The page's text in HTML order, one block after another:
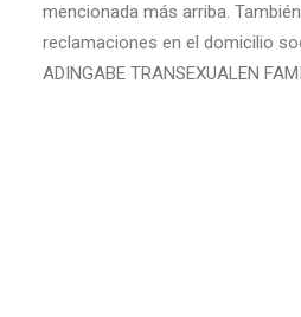
mencionada más arriba.
reclamaciones en el domicilio
ADINGABE TRANSEXUALEN